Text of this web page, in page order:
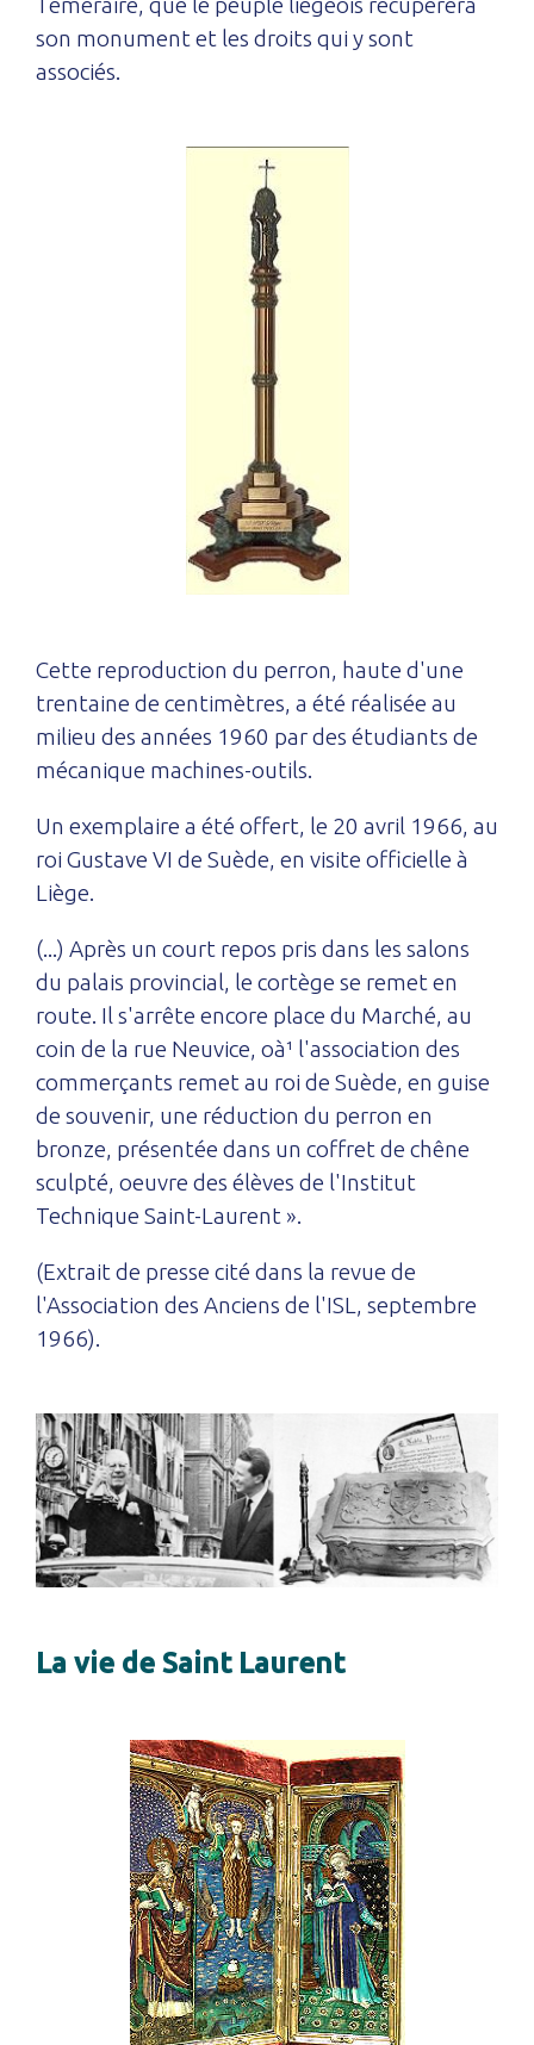
son monument et les droits qui y sont
associés.
Cette reproduction du perron, haute d'une
trentaine de centimètres, a été réalisée au
milieu des années 1960 par des étudiants de
mécanique machines-outils.
Un exemplaire a été offert, le 20 avril 1966, au
roi Gustave VI de Suède, en visite officielle à
Liège.
(...) Après un court repos pris dans les salons
du palais provincial, le cortège se remet en
route. Il s'arrête encore place du Marché, au
coin de la rue Neuvice, oà¹ l'association des
commerçants remet au roi de Suède, en guise
de souvenir, une réduction du perron en
bronze, présentée dans un coffret de chêne
sculpté, oeuvre des élèves de l'Institut
Technique Saint-Laurent ».
(Extrait de presse cité dans la revue de
l'Association des Anciens de l'ISL, septembre
1966).
La vie de Saint Laurent